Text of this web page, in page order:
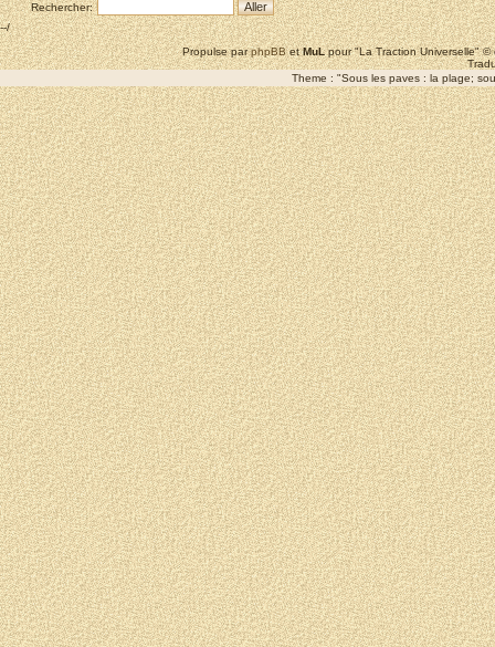
Rechercher:
--/
Propulse parphpBBetMuLpour "La Traction Universelle"
Theme : "Sous les paves : la plage;